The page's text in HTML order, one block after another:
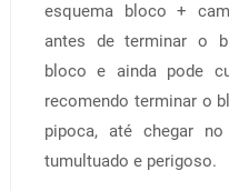
esquema bloco +
antes de terminar o
bloco e ainda pode
recomendo terminar o
pipoca, até chegar
tumultuado e perigoso.